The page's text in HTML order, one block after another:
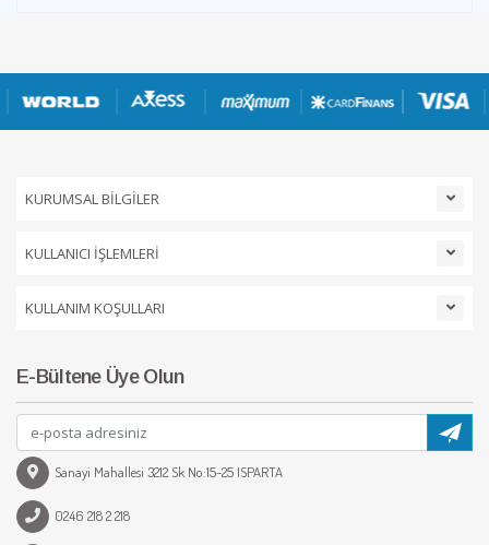
KURUMSAL BİLGİLER
KULLANICI İŞLEMLERİ
KULLANIM KOŞULLARI
E-Bültene Üye Olun
Sanayi Mahallesi 3212 Sk No:15-25 ISPARTA
0246 218 2 218